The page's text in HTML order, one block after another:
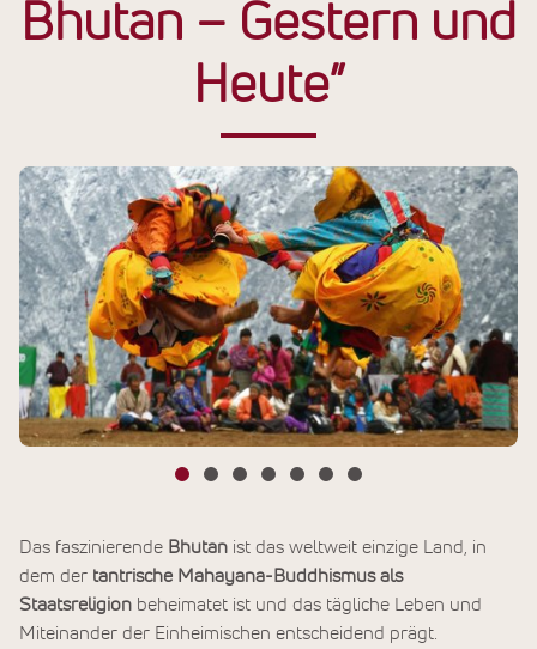
Bhutan – Gestern und
Heute”
Das faszinierende Bhutan ist das weltweit einzige Land, in
dem der tantrische Mahayana-Buddhismus als
Staatsreligion beheimatet ist und das tägliche Leben und
Miteinander der Einheimischen entscheidend prägt.